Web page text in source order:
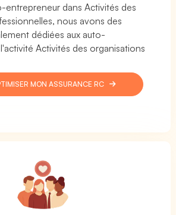
entrepreneur dans Activités des
nous avons des
dédiées aux auto-
Activités des organisations
MON ASSURANCE RC